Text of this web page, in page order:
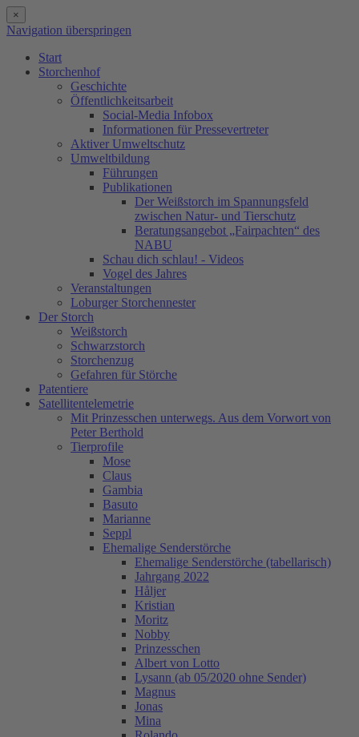
×
Navigation überspringen
Start
Storchenhof
Geschichte
Öffentlichkeitsarbeit
Social-Media Infobox
Informationen für Pressevertreter
Aktiver Umweltschutz
Umweltbildung
Führungen
Publikationen
Der Weißstorch im Spannungsfeld
zwischen Natur- und Tierschutz
Beratungsangebot „Fairpachten“ des
NABU
Schau dich schlau! - Videos
Vogel des Jahres
Veranstaltungen
Loburger Storchennester
Der Storch
Weißstorch
Schwarzstorch
Storchenzug
Gefahren für Störche
Patentiere
Satellitentelemetrie
Mit Prinzesschen unterwegs. Aus dem Vorwort von
Peter Berthold
Tierprofile
Mose
Claus
Gambia
Basuto
Marianne
Seppl
Ehemalige Senderstörche
Ehemalige Senderstörche (tabellarisch)
Jahrgang 2022
Håljer
Kristian
Moritz
Nobby
Prinzesschen
Albert von Lotto
Lysann (ab 05/2020 ohne Sender)
Magnus
Jonas
Mina